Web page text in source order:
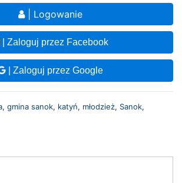
| Logowanie
| Zaloguj przez Facebook
| Zaloguj przez Google
, gmina sanok, katyń, młodzież, Sanok,